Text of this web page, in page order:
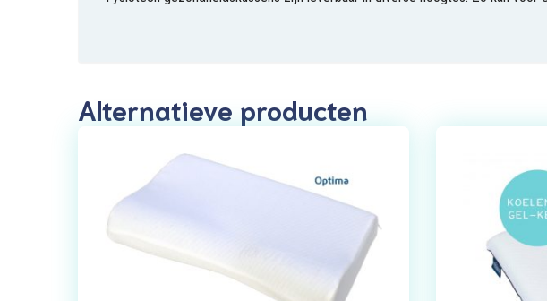
Alternatieve producten